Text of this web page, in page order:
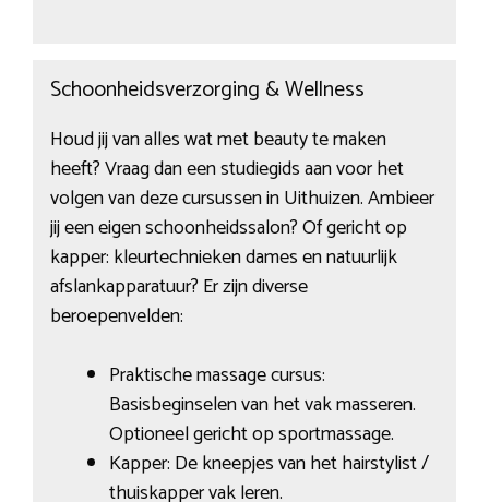
Schoonheidsverzorging & Wellness
Houd jij van alles wat met beauty te maken
heeft? Vraag dan een studiegids aan voor het
volgen van deze cursussen in Uithuizen. Ambieer
jij een eigen schoonheidssalon? Of gericht op
kapper: kleurtechnieken dames en natuurlijk
afslankapparatuur? Er zijn diverse
beroepenvelden:
Praktische massage cursus:
Basisbeginselen van het vak masseren.
Optioneel gericht op sportmassage.
Kapper: De kneepjes van het hairstylist /
thuiskapper vak leren.